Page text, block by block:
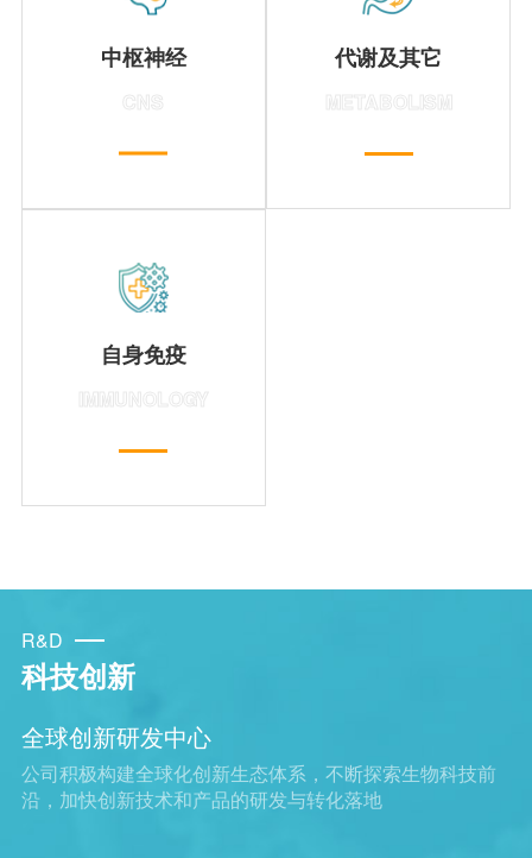
中枢神经 代谢及其它
自身免疫
R&D
科技创新
全球创新研发中心
公司积极构建全球化创新生态体系，不断探索生物科技前
沿，加快创新技术和产品的研发与转化落地